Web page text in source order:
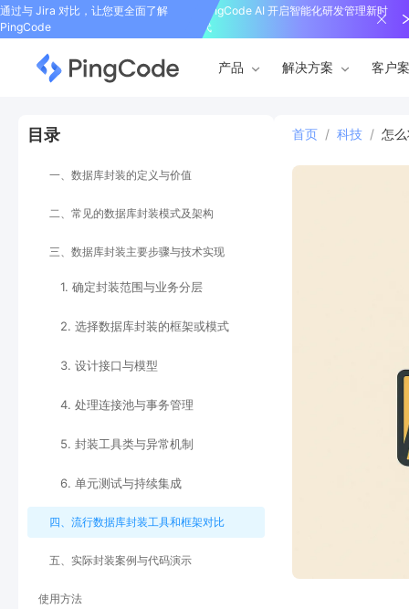
通过与 Jira 对比，让您更全面了解
PingCode
PingCode AI 开启智能化研发管理新时
代
产品 解决方案 客户
目录
一、数据库封装的定义与价值
二、常见的数据库封装模式及架构
三、数据库封装主要步骤与技术实现
1. 确定封装范围与业务分层
2. 选择数据库封装的框架或模式
3. 设计接口与模型
4. 处理连接池与事务管理
5. 封装工具类与异常机制
6. 单元测试与持续集成
四、流行数据库封装工具和框架对比
五、实际封装案例与代码演示
使用方法
首页 / 科技 / 怎